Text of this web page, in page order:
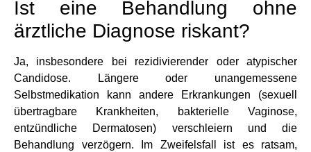
Ist eine Behandlung ohne
ärztliche Diagnose riskant?
Ja, insbesondere bei rezidivierender oder atypischer
Candidose. Längere oder unangemessene
Selbstmedikation kann andere Erkrankungen (sexuell
übertragbare Krankheiten, bakterielle Vaginose,
entzündliche Dermatosen) verschleiern und die
Behandlung verzögern. Im Zweifelsfall ist es ratsam,